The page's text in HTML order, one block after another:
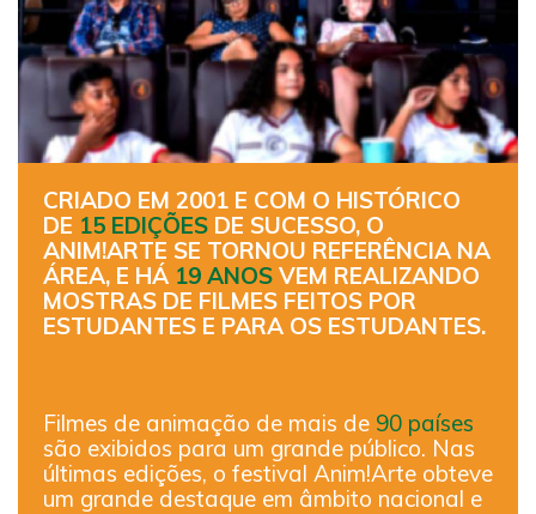
CRIADO EM 2001 E COM O HISTÓRICO
DE 15 EDIÇÕESDE SUCESSO, O
ANIM!ARTE SE TORNOU REFERÊNCIA NA
ÁREA, E HÁ 19 ANOSVEM REALIZANDO
MOSTRAS DE FILMES FEITOS POR
ESTUDANTES E PARA OS ESTUDANTES.
Filmes de animação de mais de 90 países
são exibidos para um grande público. Nas
últimas edições, o festival Anim!Arte obteve
um grande destaque em âmbito nacional e